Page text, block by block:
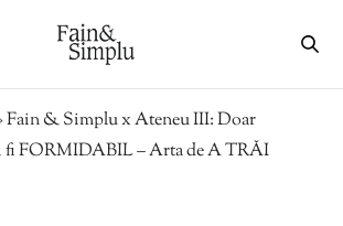
Fain & Simplu x Ateneu III: Doar
FORMIDABIL – Arta de A TRĂI